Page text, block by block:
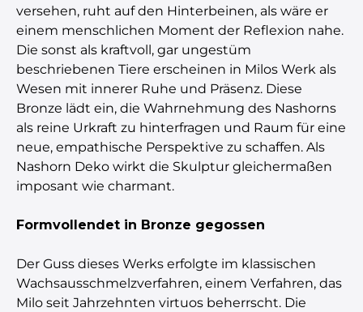
versehen, ruht auf den Hinterbeinen, als wäre er
einem menschlichen Moment der Reflexion nahe.
Die sonst als kraftvoll, gar ungestüm
beschriebenen Tiere erscheinen in Milos Werk als
Wesen mit innerer Ruhe und Präsenz. Diese
Bronze lädt ein, die Wahrnehmung des Nashorns
als reine Urkraft zu hinterfragen und Raum für eine
neue, empathische Perspektive zu schaffen. Als
Nashorn Deko wirkt die Skulptur gleichermaßen
imposant wie charmant.
Formvollendet in Bronze gegossen
Der Guss dieses Werks erfolgte im klassischen
Wachsausschmelzverfahren, einem Verfahren, das
Milo seit Jahrzehnten virtuos beherrscht. Die